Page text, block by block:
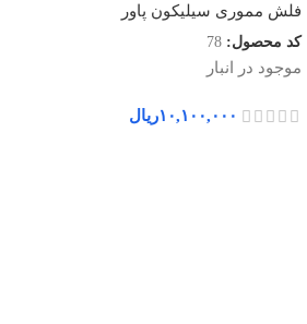
فلش مموری سیلیکون پاور
کد محصول: 78
موجود در انبار
۱۰,۱۰۰,۰۰۰ریال